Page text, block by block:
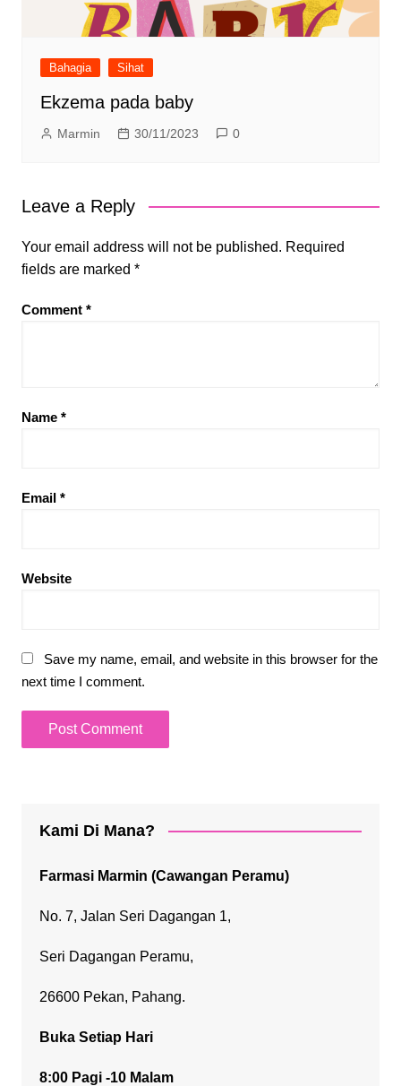
Bahagia Sihat
Ekzema pada baby
Marmin 30/11/2023 0
Leave a Reply
Your email address will not be published. Required
fields are marked *
Comment *
Name *
Email *
Website
Save my name, email, and website in this browser for the
next time I comment.
Kami Di Mana?
Farmasi Marmin (Cawangan Peramu)
No. 7, Jalan Seri Dagangan 1,
Seri Dagangan Peramu,
26600 Pekan, Pahang.
Buka Setiap Hari
8:00 Pagi -10 Malam